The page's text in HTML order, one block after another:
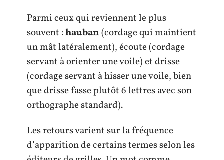
Parmi ceux qui reviennent le plus
souvent :hauban(cordage qui maintient
un mât latéralement), écoute (cordage
servant à orienter une voile) et drisse
(cordage servant à hisser une voile, bien
que drisse fasse plutôt 6 lettres avec son
orthographe standard).
Les retours varient sur la fréquence
d’apparition de certains termes selon les